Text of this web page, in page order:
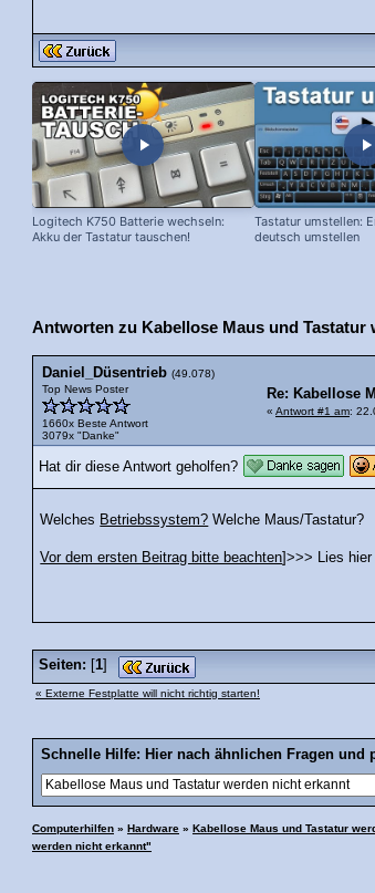
Logitech K750 Batterie wechseln:
Akku der Tastatur tauschen!
Tastatur umstellen:
deutsch umstellen
Antworten zu Kabellose Maus und Tastatur
Daniel_Düsentrieb (49.078)
Top News Poster
1660x Beste Antwort
3079x "Danke"
Re: Kabellose
« Antwort #1 am:
Hat dir diese Antwort geholfen?
Welches Betriebssystem? Welche Maus/Tastatur?
Vor dem ersten Beitrag bitte beachten]>>> Lies hier
Seiten: [1]
« Externe Festplatte will nicht richtig starten!
Schnelle Hilfe: Hier nach ähnlichen Fragen und
Computerhilfen » Hardware » Kabellose Maus und Tastatur
werden nicht erkannt"